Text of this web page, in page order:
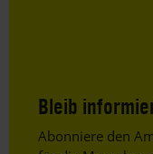
Bleib
Header
Abonniere den